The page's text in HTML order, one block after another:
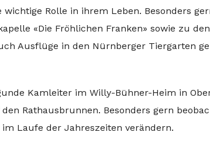
wichtige Rolle in ihrem Leben. Besonders
«Die Fröhlichen Franken» sowie zu
Ausflüge in den Nürnberger Tiergarten
Kamleiter im Willy-Bühner-Heim in
Rathausbrunnen. Besonders gern
Laufe der Jahreszeiten verändern.